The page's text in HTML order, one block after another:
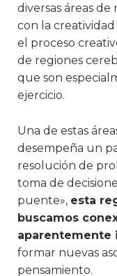
diversas áreas
con la
el proceso
de regiones
que son
ejercicio.
Una de estas
desempeña un
resolución de
toma de
puente», esta
buscamos
aparentemente
formar nuevas
pensamiento.